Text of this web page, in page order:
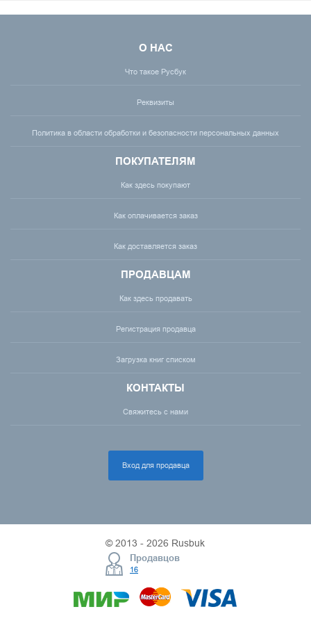
О НАС
Что такое Русбук
Реквизиты
Политика в области обработки и безопасности персональных данных
ПОКУПАТЕЛЯМ
Как здесь покупают
Как оплачивается заказ
Как доставляется заказ
ПРОДАВЦАМ
Как здесь продавать
Регистрация продавца
Загрузка книг списком
КОНТАКТЫ
Свяжитесь с нами
Вход для продавца
© 2013 - 2026 Rusbuk
Продавцов
16